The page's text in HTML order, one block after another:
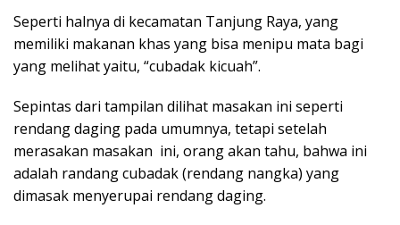
Seperti halnya di kecamatan Tanjung Raya, yang
memiliki makanan khas yang bisa menipu mata bagi
yang melihat yaitu, “cubadak kicuah”.
Sepintas dari tampilan dilihat masakan ini seperti
rendang daging pada umumnya, tetapi setelah
merasakan masakan ini, orang akan tahu, bahwa ini
adalah randang cubadak (rendang nangka) yang
dimasak menyerupai rendang daging.